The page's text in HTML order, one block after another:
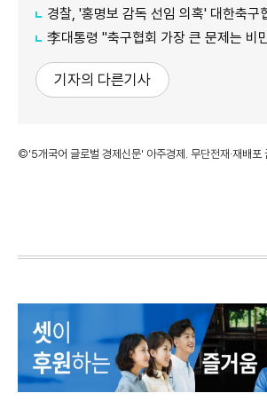
경찰, '홍명보 감독 선임 의혹' 대한축구
李대통령 "축구협회 가장 큰 문제는 비민주적
기자의 다른기사
©'5개국어 글로벌 경제신문' 아주경제. 무단전재·재배포